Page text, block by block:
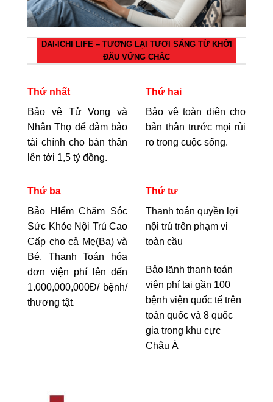
DAI-ICHI LIFE – TƯƠNG LẠI TƯƠI SÁNG TỪ KHỞI
ĐẦU VỮNG CHẮC
Thứ nhất
Bảo vệ Tử Vong và
Nhân Thọ để đảm bảo
tài chính cho bản thân
lên tới 1,5 tỷ đồng.
Thứ hai
Bảo vệ toàn diện cho
bản thân trước mọi rủi
ro trong cuộc sống.
Thứ ba
Bảo HIểm Chăm Sóc
Sức Khỏe Nội Trú Cao
Cấp cho cả Mẹ(Ba) và
Bé. Thanh Toán hóa
đơn viện phí lên đến
1.000,000,000Đ/ bệnh/
thương tật.
Thứ tư
Thanh toán quyền lợi
nội trú trên phạm vi
toàn cầu
Bảo lãnh thanh toán
viện phí tại gần 100
bệnh viện quốc tế trên
toàn quốc và 8 quốc
gia trong khu cực
Châu Á